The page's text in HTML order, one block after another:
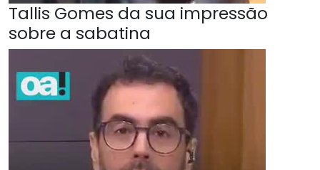
Tallis Gomes da sua impressão
sobre a sabatina